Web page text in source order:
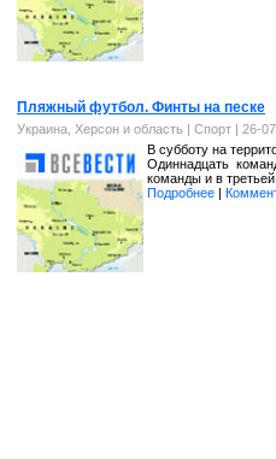
Пляжный футбол. Финты на песке
Украина, Херсон и область | Спорт | 26-
В субботу на
Одиннадцать
команды и в
Подробнее |